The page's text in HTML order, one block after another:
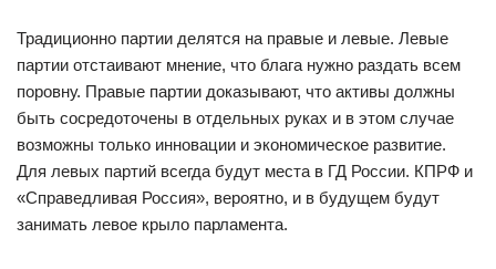
Традиционно партии делятся на правые и левые. Левые
партии отстаивают мнение, что блага нужно раздать всем
поровну. Правые партии доказывают, что активы должны
быть сосредоточены в отдельных руках и в этом случае
возможны только инновации и экономическое развитие.
Для левых партий всегда будут места в ГД России. КПРФ и
«Справедливая Россия», вероятно, и в будущем будут
занимать левое крыло парламента.